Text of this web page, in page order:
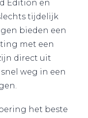
Edition en
tijdelijk
bieden een
met een
direct uit
weg in een
het beste